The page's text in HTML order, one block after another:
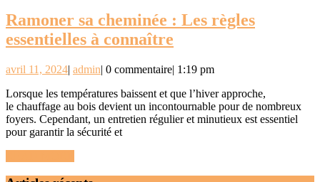
votre
Ramoner sa cheminée : Les règles
essentielles à connaître
cheminée
:
Les
à
avril 11, 2024avril
2024
| adminadmin
| 0 commentaire| 1:19 pm
Lorsque les températures baissent et que l’hiver approche,
le chauffage au bois devient un incontournable pour de nombreux
foyers. Cependant, un entretien régulier et minutieux est essentiel
pour garantir la sécurité et